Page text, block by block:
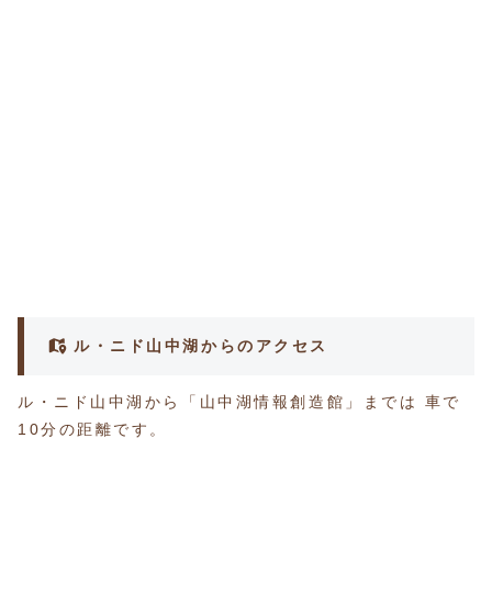
ル・ニド山中湖からのアクセス
ル・ニド山中湖から「山中湖情報創造館」までは 車で
10分の距離です。